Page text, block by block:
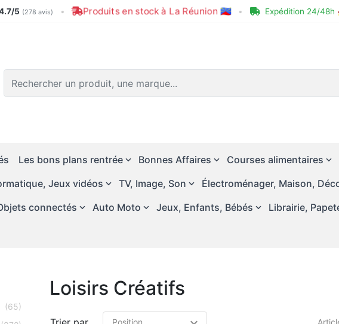
5 (278 avis) • Produits en stock à La Réunion 🇷🇪 • Expédition 24/48h
Les bons plans rentrée Bonnes Affaires Courses alimentaires
Jeux vidéos TV, Image, Son Électroménager, Maison,
connectés Auto Moto Jeux, Enfants, Bébés Librairie,
(65)
Loisirs Créatifs